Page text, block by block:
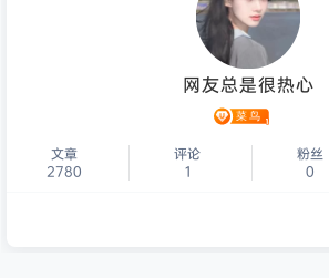
个人主页
网友总是很热心
文章
2780
评论
1
粉丝
0